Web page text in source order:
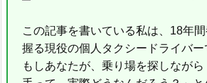
この記事を書いている私は、18年
握る現役の個人タクシードライバー
もしあなたが、乗り場を探しなが